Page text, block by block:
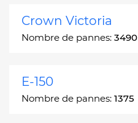
Crown Victoria
Nombre de pannes: 3490
E-150
Nombre de pannes: 1375